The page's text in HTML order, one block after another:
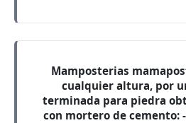
Mamposterias
cualquier altura, por
terminada para piedra
con mortero de cemento: